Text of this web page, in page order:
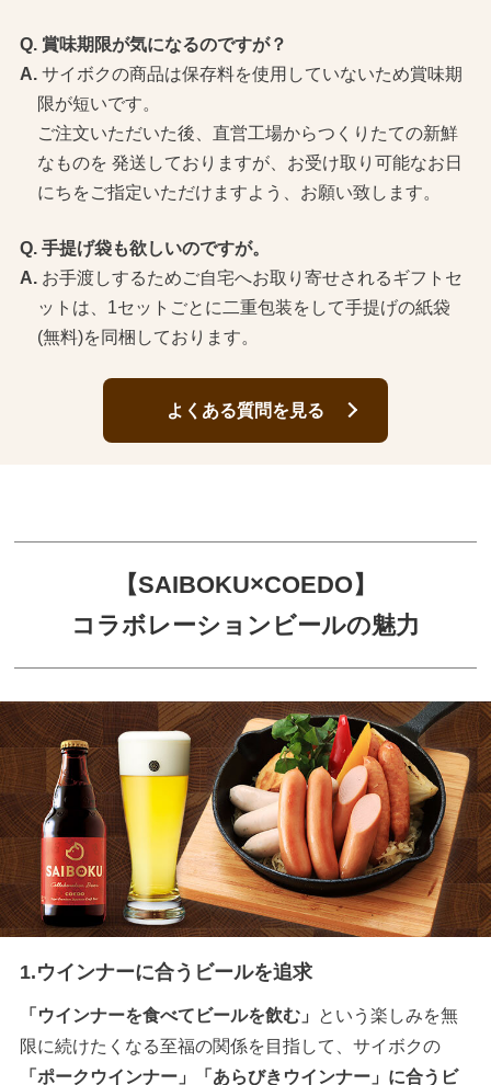
賞味期限が気になるのですが？
サイボクの商品は保存料を使用していないため賞味期
限が短いです。
ご注文いただいた後、直営工場からつくりたての新鮮
なものを 発送しておりますが、お受け取り可能なお日
にちをご指定いただけますよう、お願い致します。
手提げ袋も欲しいのですが。
お手渡しするためご自宅へお取り寄せされるギフトセ
ットは、1セットごとに二重包装をして手提げの紙袋
(無料)を同梱しております。
よくある質問を見る
【SAIBOKU×COEDO】
コラボレーションビールの魅力
1.ウインナーに合うビールを追求
「ウインナーを食べてビールを飲む」
という楽しみを無
限に続けたくなる至福の関係を目指して、サイボクの
「ポークウインナー」「あらびきウインナー」に合うビ